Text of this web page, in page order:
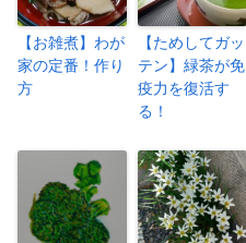
【お雑煮】わが
家の定番！作り
方
【ためしてガッ
テン】緑茶が免
疫力を復活す
る！